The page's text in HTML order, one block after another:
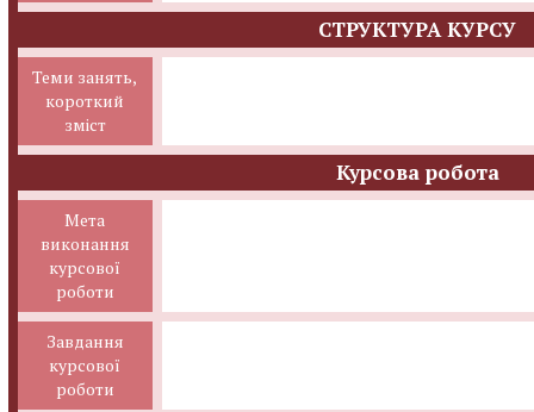
СТРУКТУРА КУРСУ
Теми занять,
короткий
зміст
Курсова робота
Мета
виконання
курсової
роботи
Завдання
курсової
роботи